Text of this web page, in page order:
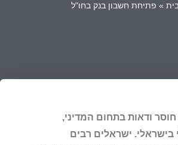
» פתיחת חשבון בנק בחו"ל
ודאות בתחום המדיני,
בישראלי. ישראלים רבים